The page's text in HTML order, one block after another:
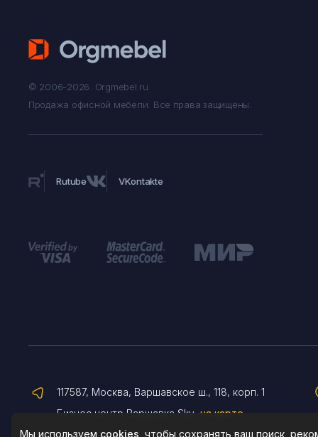
117587, Москва, Варшавское ш., 118, корп. 1
Бизнес центр Варшавка Sky на карте
Rutube VKontakte
© 2006-2026. Orgmebel.ru
Продажа офисной мебели. Все права защищены.
Мы используем cookies , чтобы сохранять ваш поиск,